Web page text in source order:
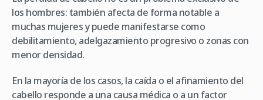
los hombres: también afecta de forma notable a
muchas mujeres y puede manifestarse como
debilitamiento, adelgazamiento progresivo o zonas con
menor densidad.
En la mayoría de los casos, la caída o el afinamiento del
cabello responde a una causa médica o a un factor